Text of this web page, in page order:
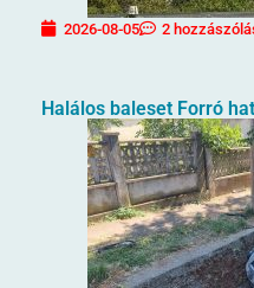
2026-08-05 2
Halálos baleset Forró